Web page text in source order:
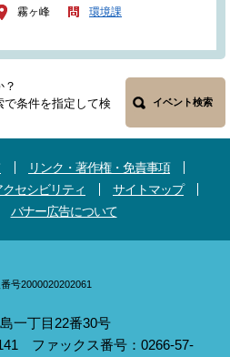
霧ヶ峰 環境課
で条件を指定して検
イベント検索
リンク・著作権・免責事項
クセシビリティ
サイトマップ
バナー広告について
号2000020202061
一丁目22番30号
ファックス番号：0266-57-